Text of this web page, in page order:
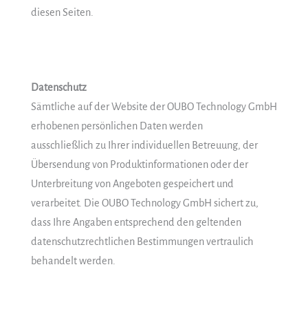
diesen Seiten.
Datenschutz
Sämtliche auf der Website der OUBO Technology GmbH
erhobenen persönlichen Daten werden
ausschließlich zu Ihrer individuellen Betreuung, der
Übersendung von Produktinformationen oder der
Unterbreitung von Angeboten gespeichert und
verarbeitet. Die OUBO Technology GmbH sichert zu,
dass Ihre Angaben entsprechend den geltenden
datenschutzrechtlichen Bestimmungen vertraulich
behandelt werden.